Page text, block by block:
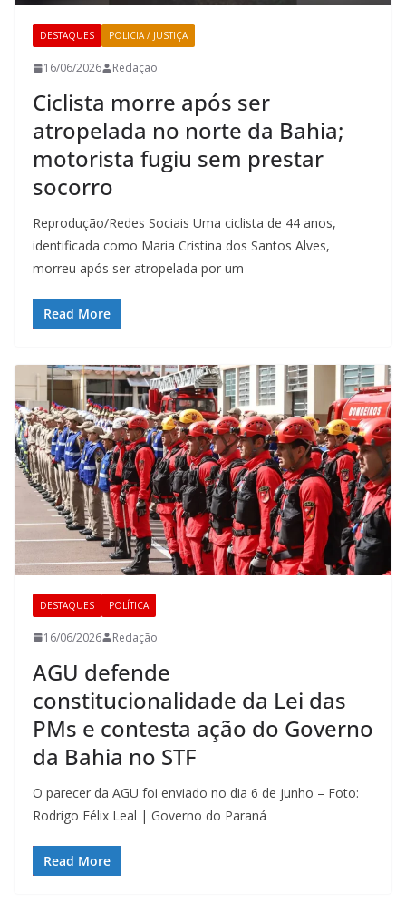
DESTAQUES POLICIA / JUSTIÇA
16/06/2026 Redação
Ciclista morre após ser
atropelada no norte da Bahia;
motorista fugiu sem prestar
socorro
Reprodução/Redes Sociais Uma ciclista de 44 anos,
identificada como Maria Cristina dos Santos Alves,
morreu após ser atropelada por um
Read More
DESTAQUES POLÍTICA
16/06/2026 Redação
AGU defende
constitucionalidade da Lei das
PMs e contesta ação do Governo
da Bahia no STF
O parecer da AGU foi enviado no dia 6 de junho – Foto:
Rodrigo Félix Leal | Governo do Paraná
Read More